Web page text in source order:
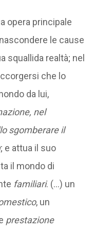
opera principale
le cause
squallida realtà; nel
che lo
da lui,
nel
sgomberare il
; e attua il suo
il mondo di
familiari. (…) un
, un
prestazione